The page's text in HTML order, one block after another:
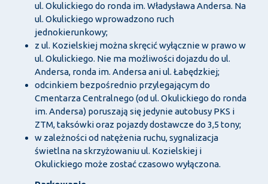
ul. Okulickiego do ronda im. Władysława Andersa. Na
ul. Okulickiego wprowadzono ruch
jednokierunkowy;
z ul. Kozielskiej można skręcić wyłącznie w prawo w
ul. Okulickiego. Nie ma możliwości dojazdu do ul.
Andersa, ronda im. Andersa ani ul. Łabędzkiej;
odcinkiem bezpośrednio przylegającym do
Cmentarza Centralnego (od ul. Okulickiego do ronda
im. Andersa) poruszają się jedynie autobusy PKS i
ZTM, taksówki oraz pojazdy dostawcze do 3,5 tony;
w zależności od natężenia ruchu, sygnalizacja
świetlna na skrzyżowaniu ul. Kozielskiej i
Okulickiego może zostać czasowo wyłączona.